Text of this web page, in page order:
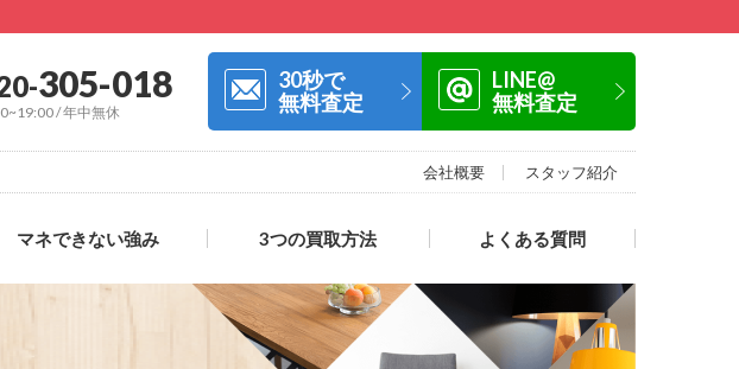
305-018
/ 年中無休
30秒で
無料査定
LINE@
無料査定
会社概要 スタッフ紹介
マネできない強み 3つの買取方法 よくある質問